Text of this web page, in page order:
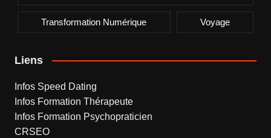
Transformation Numérique Voyage
Liens
Infos Speed Dating
Infos Formation Thérapeute
Infos Formation Psychopraticien
CRSEO